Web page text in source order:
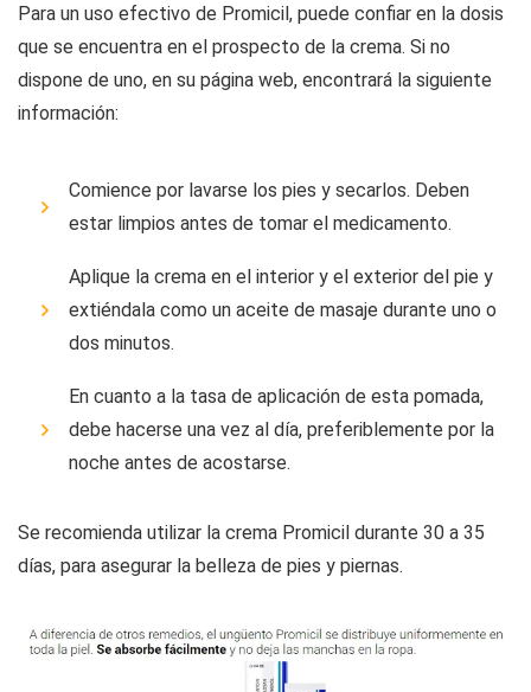
Para un uso efectivo de Promicil, puede confiar en la dosis
que se encuentra en el prospecto de la crema. Si no
dispone de uno, en su página web, encontrará la siguiente
información:
Comience por lavarse los pies y secarlos. Deben
estar limpios antes de tomar el medicamento.
Aplique la crema en el interior y el exterior del pie y
extiéndala como un aceite de masaje durante uno o
dos minutos.
En cuanto a la tasa de aplicación de esta pomada,
debe hacerse una vez al día, preferiblemente por la
noche antes de acostarse.
Se recomienda utilizar la crema Promicil durante 30 a 35
días, para asegurar la belleza de pies y piernas.